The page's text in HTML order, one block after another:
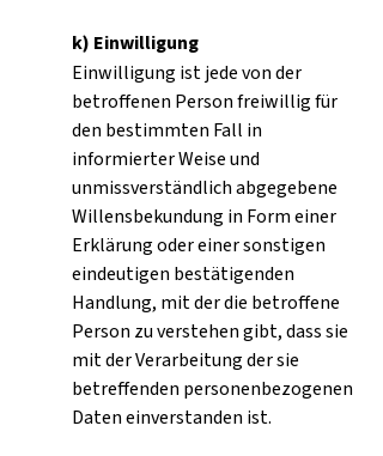
k) Einwilligung
Einwilligung ist jede von der
betroffenen Person freiwillig für
den bestimmten Fall in
informierter Weise und
unmissverständlich abgegebene
Willensbekundung in Form einer
Erklärung oder einer sonstigen
eindeutigen bestätigenden
Handlung, mit der die betroffene
Person zu verstehen gibt, dass sie
mit der Verarbeitung der sie
betreffenden personenbezogenen
Daten einverstanden ist.